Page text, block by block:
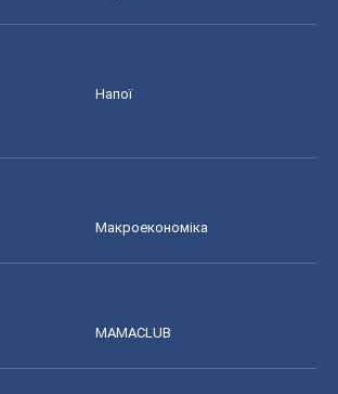
Напої
Макроекономіка
MAMACLUB